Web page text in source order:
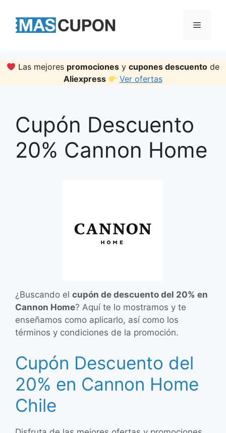
content
Menu
Las mejores promociones ycupones descuento de
Aliexpress
Ver ofertas
Cupón Descuento
20% Cannon Home
¿Buscando el cupón de descuento del 20% en
Cannon Home? Aquí te lo mostramos y te
enseñamos como aplicarlo, así como los
términos y condiciones de la promoción.
Cupón Descuento del
20% en Cannon Home
Chile